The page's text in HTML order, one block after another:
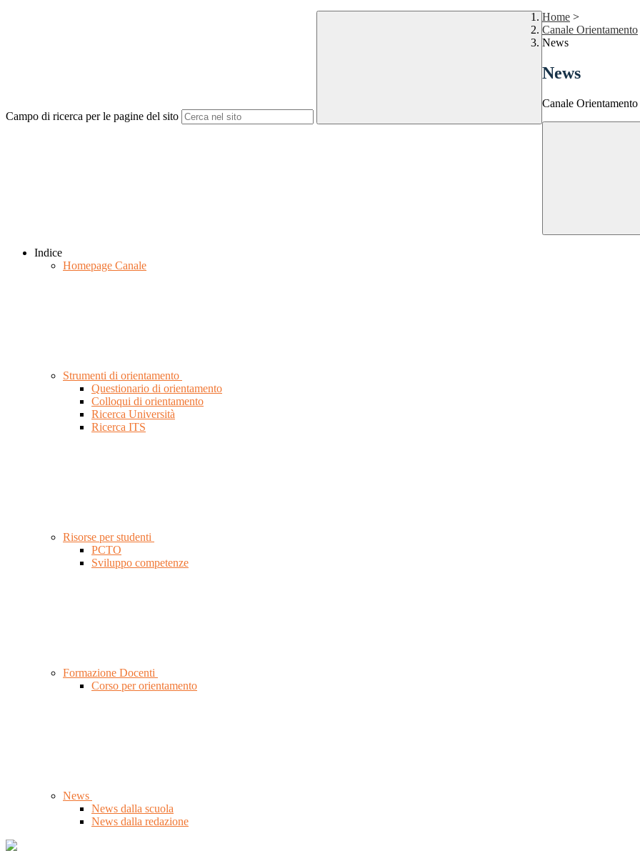
Campo di ricerca per le pagine del sito
Home >
Canale Orientamento
News
News
Canale Orientamento
Indice
Homepage Canale
Strumenti di orientamento
Questionario di orientamento
Colloqui di orientamento
Ricerca Università
Ricerca ITS
Risorse per studenti
PCTO
Sviluppo competenze
Formazione Docenti
Corso per orientamento
News
News dalla scuola
News dalla redazione